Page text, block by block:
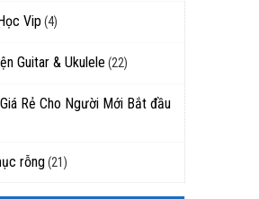
Vip (4)
Guitar & Ukulele (22)
Rẻ Cho Người Mới Bắt đầu
rỗng(21)